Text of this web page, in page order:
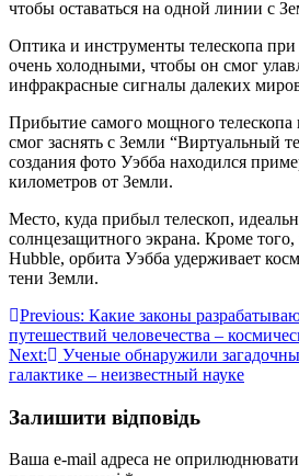
чтобы оставаться на одной линии с
Оптика и инструменты телескопа
очень холодными, чтобы он смог
инфракрасные сигналы далеких
Прибытие самого мощного
смог заснять с Земли “Виртуальный
создания фото Уэбба находился
километров от Земли.
Место, куда прибыл телескоп,
солнцезащитного экрана. Кроме того,
Hubble, орбита Уэбба удерживает
тени Земли.
Навігація
записів
Previous: Какие законы
путешествий человечества –
Next:
Ученые обнаружили
галактике – неизвестный науке
Залишити відповідь
Ваша e-mail адреса не